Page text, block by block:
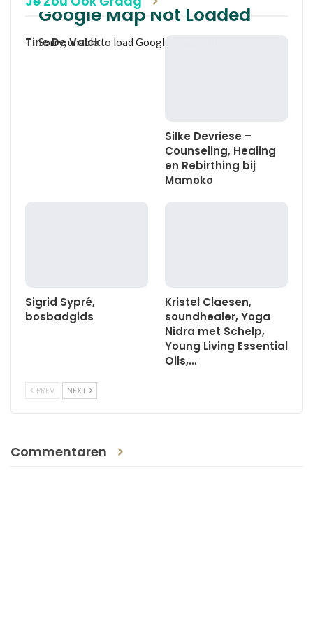
Google Map Not Loaded
Sorry, unable to load Google Maps API.
Tine De Valck
Silke Devriese –
Counseling, Healing
en Rebirthing bij
Mamoko
Sigrid Sypré,
bosbadgids
Kristel Claesen,
soundhealer, Yoga
Nidra met Schelp,
Young Living Essential
Oils,…
PREV NEXT
Commentaren